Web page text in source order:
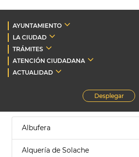
AYUNTAMIENTO
LA CIUDAD
TRÁMITES
ATENCIÓN CIUDADANA
ACTUALIDAD
Desplegar
Albufera
Alquería de Solache